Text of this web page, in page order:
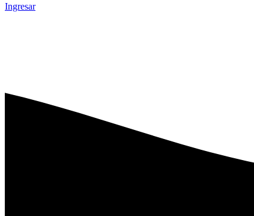
Ingresar